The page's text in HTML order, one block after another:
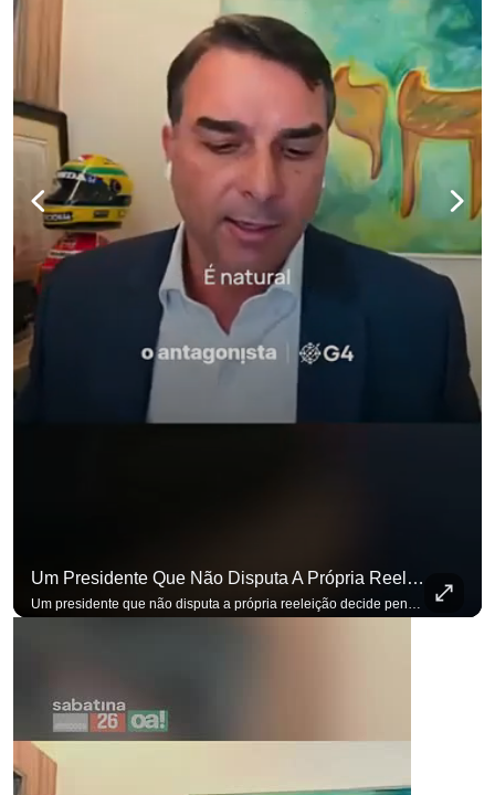
Um Presidente Que Não Disputa A Própria Reeleição Decide Pensando Em Quem Vem Depois.